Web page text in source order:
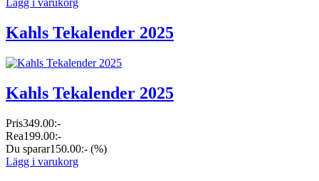
Lägg i varukorg
Kahls Tekalender 2025
Kahls Tekalender 2025
Pris349.00:-
Rea199.00:-
Du sparar150.00:- (%)
Lägg i varukorg